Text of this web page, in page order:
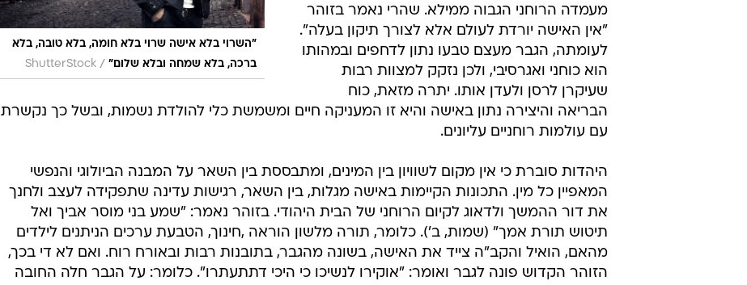
"השרוי בלא אישה שרוי בלא חומה, בלא טובה, בלא
ברכה, בלא שמחה ובלא שלום" /
ShutterStock
מעמדה הרוחני הגבוה ממילא. שהרי נאמר בזוהר
"אין האישה יורדת לעולם אלא לצורך תיקון בעלה".
לעומתה, הגבר מעצם טבעו נתון לדחפים ובמהותו
הוא כוחני ואגרסיבי, ולכן נזקק למצוות רבות
שעיקרן לרסן ולעדן אותו. יתרה מזאת, כוח
הבריאה והיצירה נתון באישה והיא זו המעניקה חיים ומשמשת כלי להולדת נשמות, ובשל כך נקשרת
עם עולמות רוחניים עליונים.
היהדות סוברת כי אין מקום לשוויון בין המינים, ומתבססת בין השאר על המבנה הביולוגי והנפשי
המאפיין כל מין. התכונות הקיימות באישה מגלות, בין השאר, רגישות עדינה שתפקידה לעצב ולחנך
את דור ההמשך ולדאוג לקיום הרוחני של הבית היהודי. בזוהר נאמר: "שמע בני מוסר אביך ואל
תיטוש תורת אמך" (שמות, ב'). כלומר, תורה מלשון הוראה ,חינוך, הטבעת ערכים הניתנים לילדים
מהאם, הואיל והקב"ה צייד את האישה, בשונה מהגבר, בתובנות רבות ובאורח רוח. ואם לא די בכך,
הזוהר הקדוש פונה לגבר ואומר: "אוקירו לנשיכו כי היכי דתתעתרו". כלומר: על הגבר חלה החובה